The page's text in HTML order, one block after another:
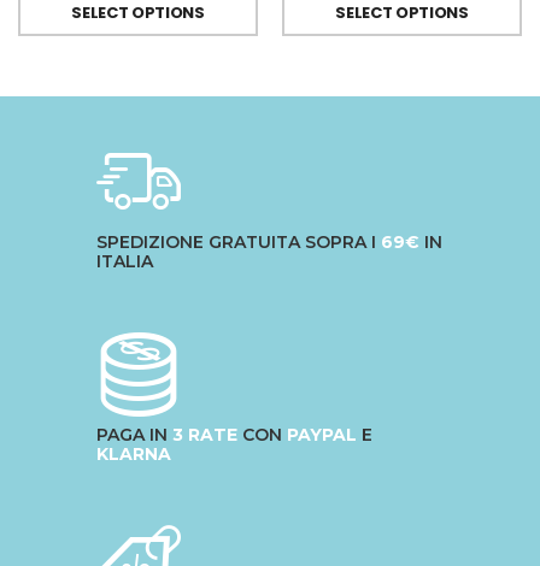
SELECT OPTIONS SELECT OPTIONS
SPEDIZIONE GRATUITA SOPRA I 69€ IN
ITALIA
PAGA IN 3 RATE CON PAYPAL E
KLARNA